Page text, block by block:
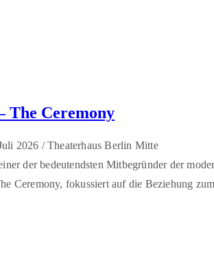
The Ceremony
2026 /Theaterhaus Berlin Mitte
der bedeutendsten Mitbegründer der
Ceremony, fokussiert auf die Beziehung